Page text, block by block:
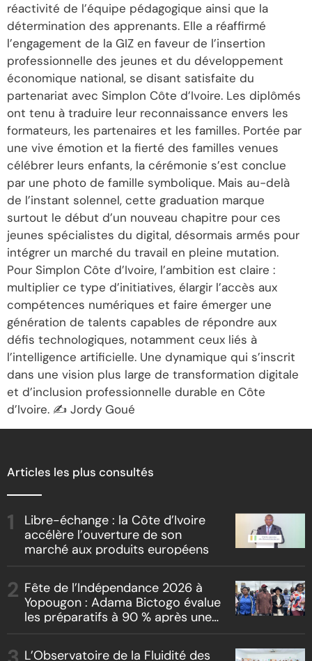
réactivité de l’équipe pédagogique ainsi que la
détermination des apprenants. Elle a réaffirmé
l’engagement de la GIZ en faveur de l’insertion
professionnelle des jeunes et du développement
économique national, se disant satisfaite du
partenariat avec Simplon Côte d’Ivoire. Les diplômés
ont tenu à traduire leur reconnaissance envers les
formateurs, les partenaires et les familles. Portée par
une vive émotion et la fierté des familles venues
célébrer leurs enfants, la cérémonie s’est conclue
par une photo de famille symbolique. Mais au-delà
de l’instant solennel, cette graduation marque
surtout le début d’un nouveau chapitre pour ces
jeunes spécialistes du digital, désormais armés pour
intégrer un marché du travail en pleine mutation.
Pour Simplon Côte d’Ivoire, l’ambition est claire :
multiplier ce type d’initiatives, élargir l’accès aux
compétences numériques et faire émerger une
génération de talents capables de répondre aux
défis technologiques, notamment ceux liés à
l’intelligence artificielle. Une dynamique qui s’inscrit
dans une vision plus large de transformation digitale
et d’inclusion professionnelle durable en Côte
d’Ivoire. ✍ Jordy Goué
Articles les plus consultés
Libre-échange : la Côte d’Ivoire
accélère l’ouverture de son
marché aux produits européens
Fête de l’Indépendance 2026 à
Yopougon : Adama Bictogo évalue
les préparatifs à 90 % après une
L’Observatoire de la Fluidité des